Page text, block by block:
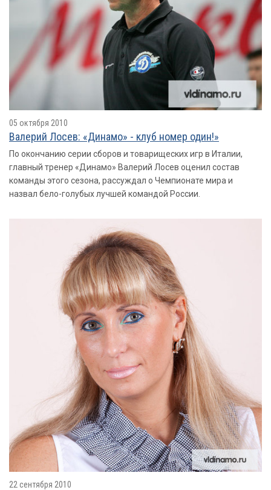
05 октября 2010
Валерий Лосев: «Динамо» - клуб номер один!»
По окончанию серии сборов и товарищеских игр в Италии,
главный тренер «Динамо» Валерий Лосев оценил состав
команды этого сезона, рассуждал о Чемпионате мира и
назвал бело-голубых лучшей командой России.
22 сентября 2010